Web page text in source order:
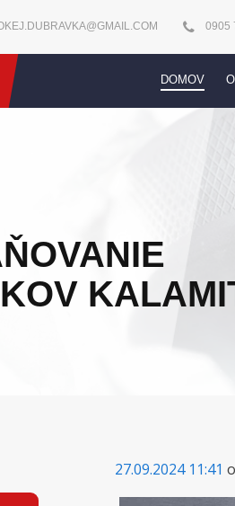
0905
DOMOV
27.09.2024 11:41